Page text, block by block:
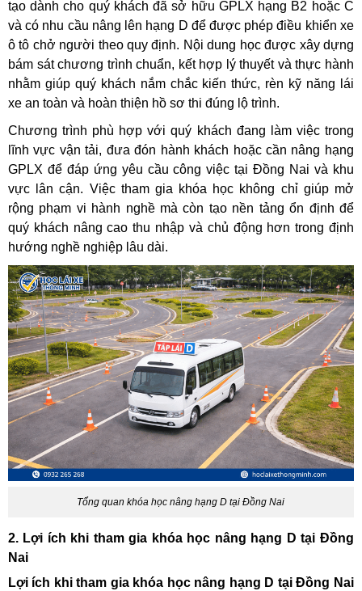
tạo dành cho quý khách đã sở hữu GPLX hạng B2 hoặc C
và có nhu cầu nâng lên hạng D để được phép điều khiển xe
ô tô chở người theo quy định. Nội dung học được xây dựng
bám sát chương trình chuẩn, kết hợp lý thuyết và thực hành
nhằm giúp quý khách nắm chắc kiến thức, rèn kỹ năng lái
xe an toàn và hoàn thiện hồ sơ thi đúng lộ trình.
Chương trình phù hợp với quý khách đang làm việc trong
lĩnh vực vận tải, đưa đón hành khách hoặc cần nâng hạng
GPLX để đáp ứng yêu cầu công việc tại Đồng Nai và khu
vực lân cận. Việc tham gia khóa học không chỉ giúp mở
rộng phạm vi hành nghề mà còn tạo nền tảng ổn định để
quý khách nâng cao thu nhập và chủ động hơn trong định
hướng nghề nghiệp lâu dài.
Tổng quan khóa học nâng hạng D tại Đồng Nai
2. Lợi ích khi tham gia khóa học nâng hạng D tại Đồng
Nai
Lợi ích khi tham gia khóa học nâng hạng D tại Đồng Nai